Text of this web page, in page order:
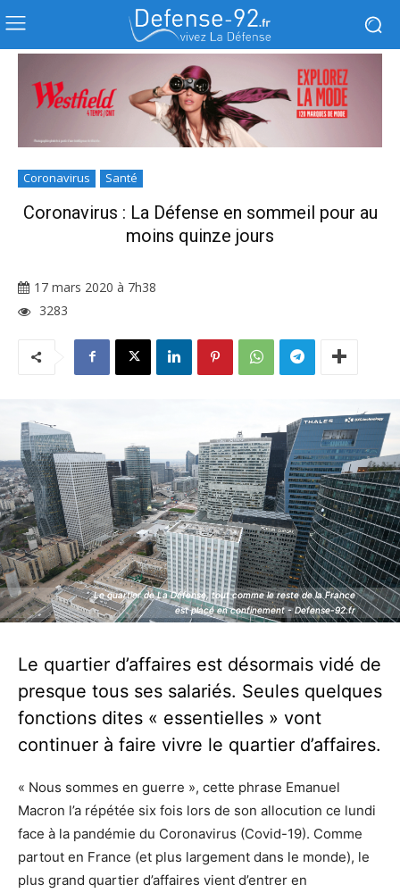
Coronavirus Santé
Coronavirus : La Défense en sommeil pour au
moins quinze jours
17 mars 2020 à 7h38
3283
Le quartier de La Défense, tout comme le reste de la France
est placé en confinement - Defense-92.fr
Le quartier de La Défense, tout comme le reste de la France
est placé en confinement - Defense-92.fr
Le quartier d’affaires est désormais vidé de
presque tous ses salariés. Seules quelques
fonctions dites « essentielles » vont
continuer à faire vivre le quartier d’affaires.
« Nous sommes en guerre », cette phrase Emanuel
Macron l’a répétée six fois lors de son allocution ce lundi
face à la pandémie du Coronavirus (Covid-19). Comme
partout en France (et plus largement dans le monde), le
plus grand quartier d’affaires vient d’entrer en